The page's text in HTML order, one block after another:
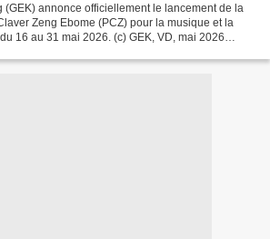
(GEK) annonce officiellement le lancement de la
Zeng Ebome (PCZ) pour la musique et la
16 au 31 mai 2026. (c) GEK, VD, mai 2026